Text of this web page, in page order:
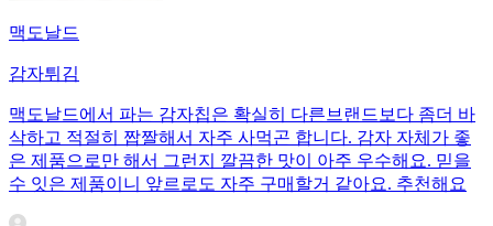
맥도날드
감자튀김
맥도날드에서 파는 감자칩은 확실히 다른브랜드보다 좀더 바
삭하고 적절히 짭짤해서 자주 사먹곤 합니다. 감자 자체가 좋
은 제품으로만 해서 그런지 깔끔한 맛이 아주 우수해요. 믿을
수 잇은 제품이니 앞르로도 자주 구매할거 같아요. 추천해요